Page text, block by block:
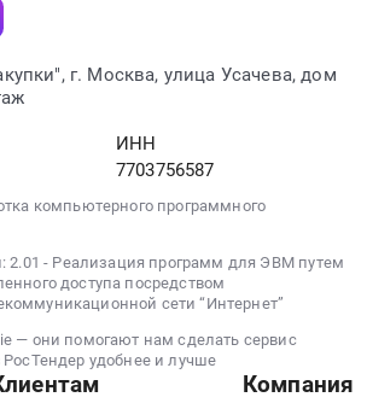
г. Москва, улица Усачева, дом
ИНН
7703756587
компьютерного программного
2.01 - Реализация программ для ЭВМ путем
доступа посредством
сети “Интернет”
— они помогают нам сделать сервис
удобнее и лучше
Компания